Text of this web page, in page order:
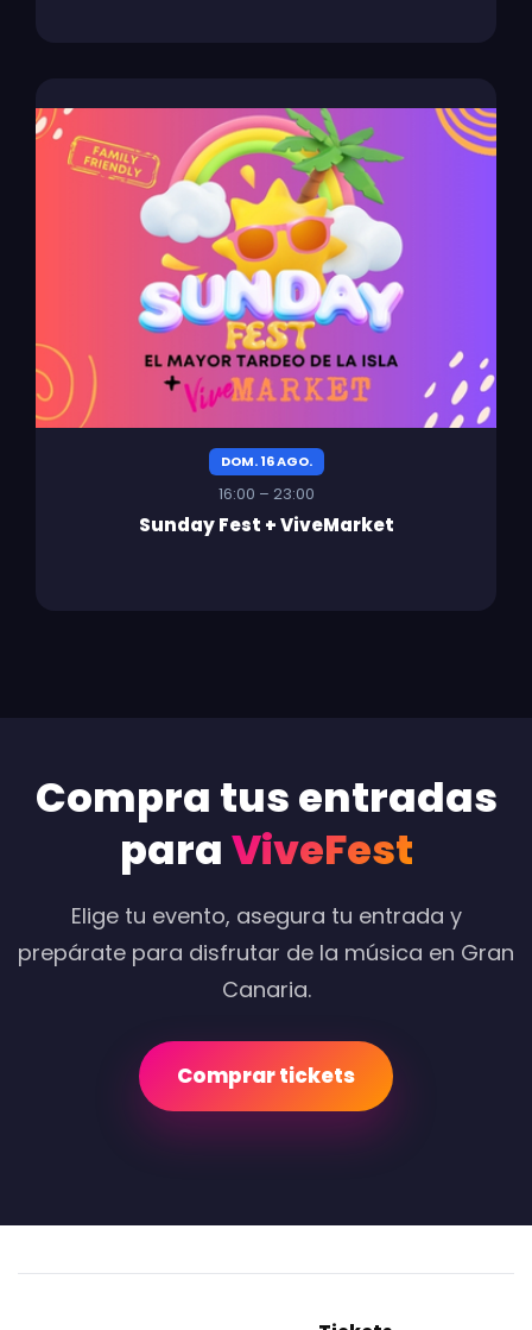
DOM. 16 AGO.
16:00 – 23:00
Sunday Fest + ViveMarket
Compra tus entradas
paraViveFest
Elige tu evento, asegura tu entrada y
prepárate para disfrutar de la música en Gran
Canaria.
Comprar tickets